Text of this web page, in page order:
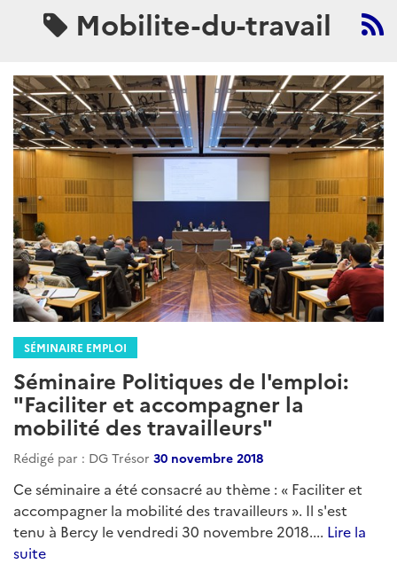
Mobilite-du-travail
SÉMINAIRE EMPLOI
Séminaire Politiques de l'emploi:
"Faciliter et accompagner la
mobilité des travailleurs"
Rédigé par : DG Trésor 30 novembre 2018
Ce séminaire a été consacré au thème : « Faciliter et
accompagner la mobilité des travailleurs ». Il s'est
tenu à Bercy le vendredi 30 novembre 2018.... Lire la
suite